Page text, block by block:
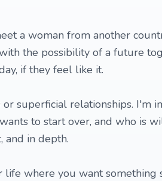
a woman from another
the possibility of a future
if they feel like it.
superficial relationships. I'm
to start over, and who is
and in depth.
life where you want something